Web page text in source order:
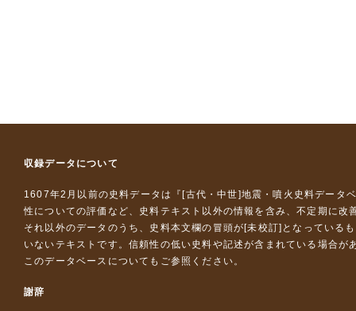
収録データについて
1607年2月以前の史料データは『 [古代・中世]地震・噴火史料データ
性についての評価など、史料テキスト以外の情報を含み、不定期に改
それ以外のデータのうち、史料本文欄の冒頭が[未校訂]となっている
いないテキストです。信頼性の低い史料や記述が含まれている場合が
このデータベースについて もご参照ください。
謝辞